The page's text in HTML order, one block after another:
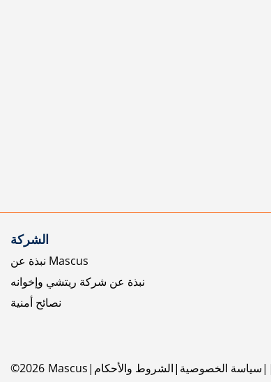
الشركة
نبذة عن Mascus
نبذة عن شركة ريتشي وإخوانه
نصائح أمنية
©2026 Mascus الشروط والأحكام سياسة الخصوصية